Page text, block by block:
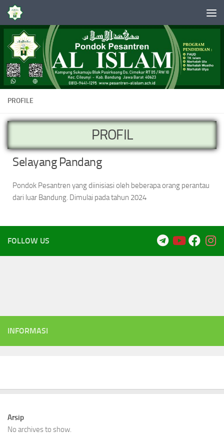
Skip to content
PROFILE
PROFIL
Selayang Pandang
Pondok Pesantren yang diinisiasi oleh beberapa orang perantau
dari luar Bandung. Dimulai pada tahun 2024
FOLLOW US
INFORMASI
Arsip
No archives to show.